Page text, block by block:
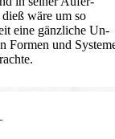
wäre um so
eine gänzliche Un-
und